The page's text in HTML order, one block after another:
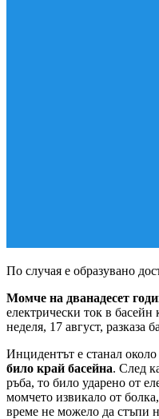
По случая е образувано
Mомче на дванадесет
електрически ток в
неделя, 17 август, разказа
Инцидентът е станал
било край басейна. След
ръба, то било ударено от
момчето извикало от
време не можело да стъпи